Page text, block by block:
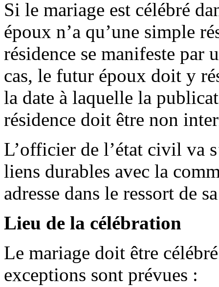
Si le mariage est célébré
époux n’a qu’une simple
résidence se manifeste par
cas, le futur époux doit y
la date à laquelle la
résidence doit être non
L’officier de l’état civil va
liens durables avec la
adresse dans le ressort de
Lieu de la célébration
Le mariage doit être
exceptions sont prévues :